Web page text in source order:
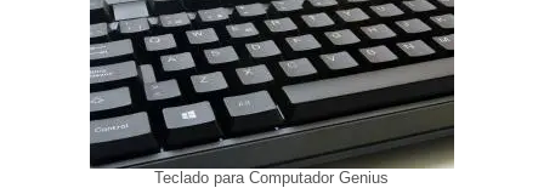
Teclado para Computador Genius